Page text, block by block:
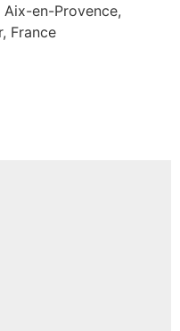
Aix-en-Provence,
France